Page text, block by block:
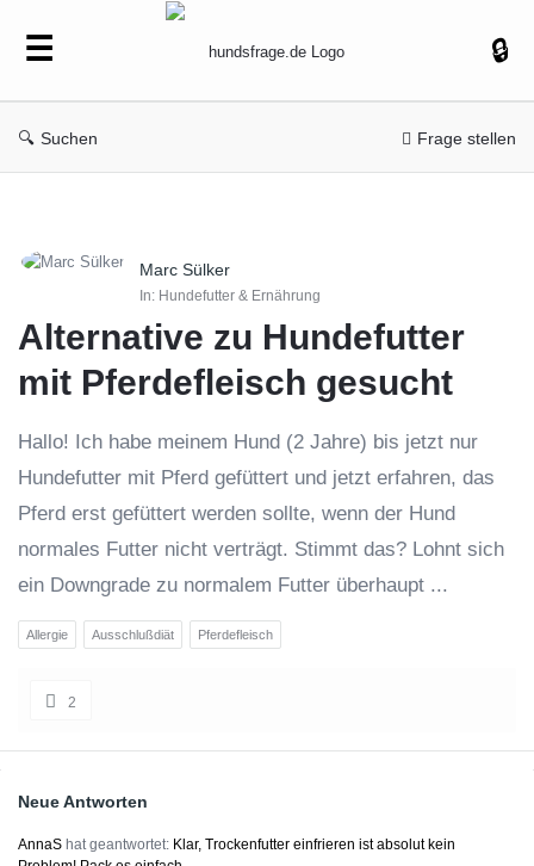
hundsfrage.de
Suchen Frage stellen
hundsfrage.de
Fragen
Marc Sülker
In: Hundefutter & Ernährung
Alternative zu Hundefutter
mit Pferdefleisch gesucht
Hallo! Ich habe meinem Hund (2 Jahre) bis jetzt nur
Hundefutter mit Pferd gefüttert und jetzt erfahren, das
Pferd erst gefüttert werden sollte, wenn der Hund
normales Futter nicht verträgt. Stimmt das? Lohnt sich
ein Downgrade zu normalem Futter überhaupt ...
Allergie Ausschlußdiät Pferdefleisch
2
Neue Antworten
AnnaS hat geantwortet: Klar, Trockenfutter einfrieren ist absolut kein